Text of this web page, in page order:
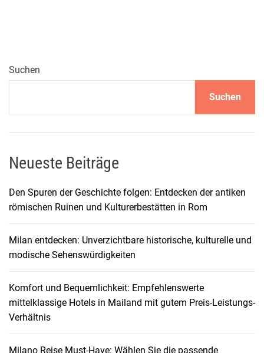
Suchen
Suchen
Neueste Beiträge
Den Spuren der Geschichte folgen: Entdecken der antiken
römischen Ruinen und Kulturerbestätten in Rom
Milan entdecken: Unverzichtbare historische, kulturelle und
modische Sehenswürdigkeiten
Komfort und Bequemlichkeit: Empfehlenswerte
mittelklassige Hotels in Mailand mit gutem Preis-Leistungs-
Verhältnis
Milano Reise Must-Have: Wählen Sie die passende